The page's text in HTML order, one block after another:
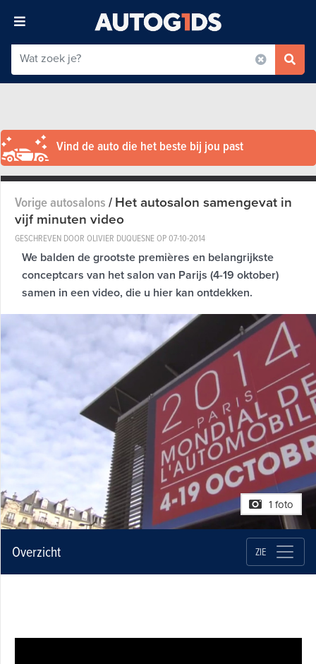
Vind de auto die het beste bij jou past
Vorige autosalons/Het autosalon samengevat in
vijf minuten video
GESCHREVEN DOOR OLIVIER DUQUESNE OP07-10-2014
We balden de grootste premières en belangrijkste
conceptcars van het salon van Parijs (4-19 oktober)
samen in een video, die u hier kan ontdekken.
1 foto
Overzicht ZIE